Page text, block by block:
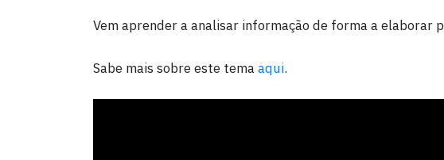
Vem aprender a analisar informação de forma a elaborar
Sabe mais sobre este temaaqui.